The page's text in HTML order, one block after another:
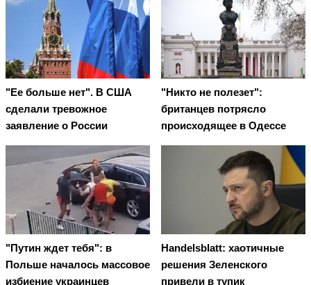
"Ее больше нет". В США
сделали тревожное
заявление о России
"Никто не полезет":
британцев потрясло
происходящее в Одессе
"Путин ждет тебя": в
Польше началось массовое
избиение украинцев
Handelsblatt: хаотичные
решения Зеленского
привели в тупик